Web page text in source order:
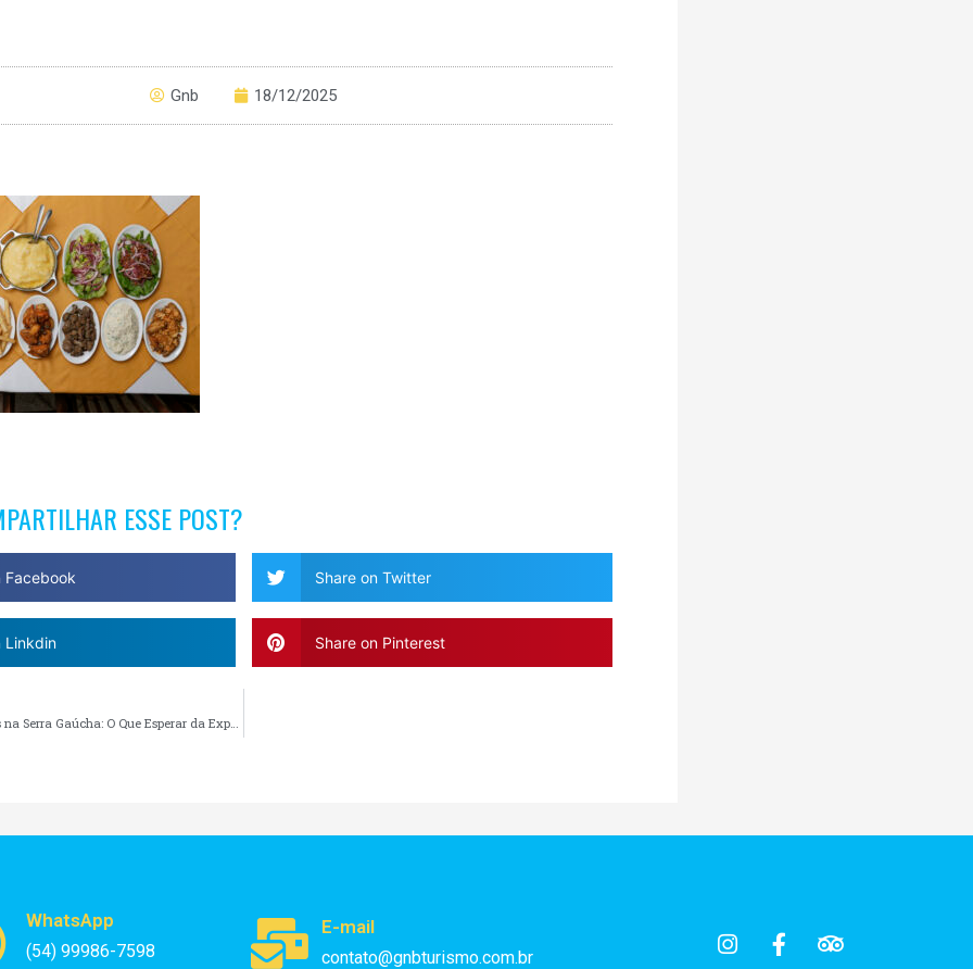
Gnb 18/12/2025
ESSE POST?
Facebook Share on Twitter
Linkdin Share on Pinterest
Jantares Típicos na Serra Gaúcha: O Que Esperar da Experiência
WhatsApp
(54) 99986-7598
E-mail
contato@gnbturismo.com.br